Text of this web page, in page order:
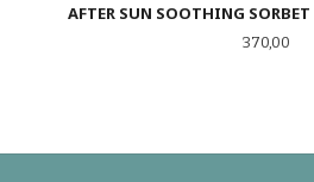
AFTER SUN SOOTHING SORBET
Pris
370,00